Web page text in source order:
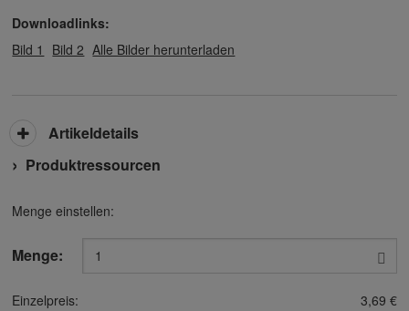
Downloadlinks:
Bild 1
Bild 2 Alle Bilder herunterladen
Menge einstellen:
Menge:
Einzelpreis:
3,69 €
Artikeldetails
Produktressourcen